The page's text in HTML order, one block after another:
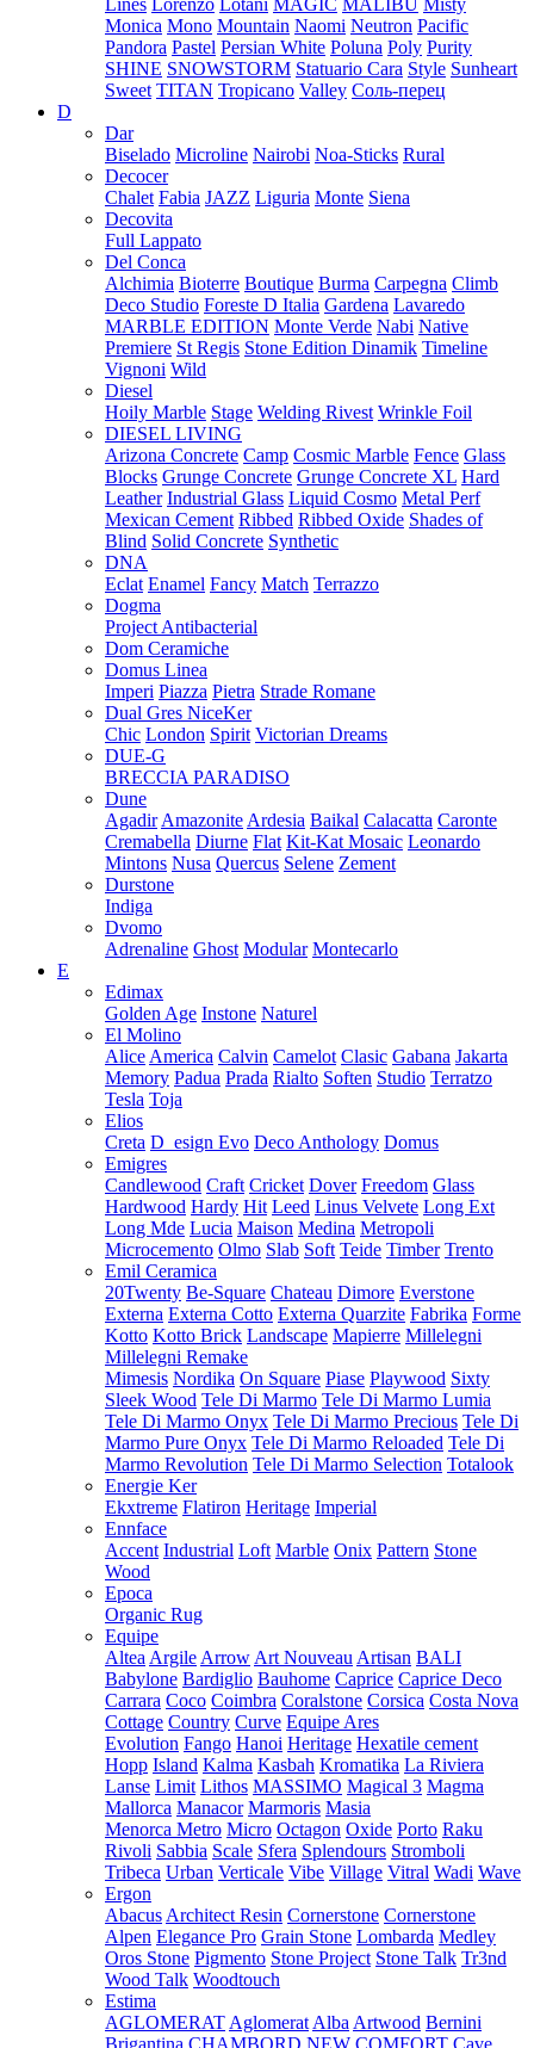
Lines Lorenzo Lotani MAGIC MALIBU Misty
Monica Mono Mountain Naomi Neutron Pacific
Pandora Pastel Persian White Poluna Poly Purity
SHINE SNOWSTORM Statuario Cara Style Sunheart
Sweet TITAN Tropicano Valley Соль-перец
D
Dar
Biselado Microline Nairobi Noa-Sticks Rural
Decocer
Chalet Fabia JAZZ Liguria Monte Siena
Decovita
Full Lappato
Del Conca
Alchimia Bioterre Boutique Burma Carpegna Climb
Deco Studio Foreste D Italia Gardena Lavaredo
MARBLE EDITION Monte Verde Nabi Native
Premiere St Regis Stone Edition Dinamik Timeline
Vignoni Wild
Diesel
Hoily Marble Stage Welding Rivest Wrinkle Foil
DIESEL LIVING
Arizona Concrete Camp Cosmic Marble Fence Glass
Blocks Grunge Concrete Grunge Concrete XL Hard
Leather Industrial Glass Liquid Cosmo Metal Perf
Mexican Cement Ribbed Ribbed Oxide Shades of
Blind Solid Concrete Synthetic
DNA
Eclat Enamel Fancy Match Terrazzo
Dogma
Project Antibacterial
Dom Ceramiche
Domus Linea
Imperi Piazza Pietra Strade Romane
Dual Gres NiceKer
Chic London Spirit Victorian Dreams
DUE-G
BRECCIA PARADISO
Dune
Agadir Amazonite Ardesia Baikal Calacatta Caronte
Cremabella Diurne Flat Kit-Kat Mosaic Leonardo
Mintons Nusa Quercus Selene Zement
Durstone
Indiga
Dvomo
Adrenaline Ghost Modular Montecarlo
E
Edimax
Golden Age Instone Naturel
El Molino
Alice America Calvin Camelot Clasic Gabana Jakarta
Memory Padua Prada Rialto Soften Studio Terratzo
Tesla Toja
Elios
Creta D_esign Evo Deco Anthology Domus
Emigres
Candlewood Craft Cricket Dover Freedom Glass
Hardwood Hardy Hit Leed Linus Velvete Long Ext
Long Mde Lucia Maison Medina Metropoli
Microcemento Olmo Slab Soft Teide Timber Trento
Emil Ceramica
20Twenty Be-Square Chateau Dimore Everstone
Externa Externa Cotto Externa Quarzite Fabrika Forme
Kotto Kotto Brick Landscape Mapierre Millelegni
Millelegni Remake
Mimesis Nordika On Square Piase Playwood Sixty
Sleek Wood Tele Di Marmo Tele Di Marmo Lumia
Tele Di Marmo Onyx Tele Di Marmo Precious Tele Di
Marmo Pure Onyx Tele Di Marmo Reloaded Tele Di
Marmo Revolution Tele Di Marmo Selection Totalook
Energie Ker
Ekxtreme Flatiron Heritage Imperial
Ennface
Accent Industrial Loft Marble Onix Pattern Stone
Wood
Epoca
Organic Rug
Equipe
Altea Argile Arrow Art Nouveau Artisan BALI
Babylone Bardiglio Bauhome Caprice Caprice Deco
Carrara Coco Coimbra Coralstone Corsica Costa Nova
Cottage Country Curve Equipe Ares
Evolution Fango Hanoi Heritage Hexatile cement
Hopp Island Kalma Kasbah Kromatika La Riviera
Lanse Limit Lithos MASSIMO Magical 3 Magma
Mallorca Manacor Marmoris Masia
Menorca Metro Micro Octagon Oxide Porto Raku
Rivoli Sabbia Scale Sfera Splendours Stromboli
Tribeca Urban Verticale Vibe Village Vitral Wadi Wave
Ergon
Abacus Architect Resin Cornerstone Cornerstone
Alpen Elegance Pro Grain Stone Lombarda Medley
Oros Stone Pigmento Stone Project Stone Talk Tr3nd
Wood Talk Woodtouch
Estima
AGLOMERAT Aglomerat Alba Artwood Bernini